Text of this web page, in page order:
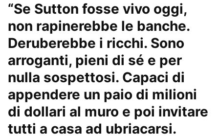
“Se Sutton fosse vivo oggi,
non rapinerebbe le banche.
Deruberebbe i ricchi. Sono
arroganti, pieni di sé e per
nulla sospettosi. Capaci di
appendere un paio di milioni
di dollari al muro e poi invitare
tutti a casa ad ubriacarsi.